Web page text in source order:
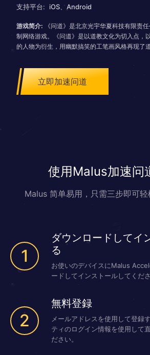
支持平台:
iOS、Android
游戏简介: 《问道》是北京光宇华夏科技有限责
制网络游戏。《问道》是以道教文化为切入点，
的人物为衍生，用幽默搞笑的工笔画风格再现了
髅山顶一块顽石的石矶娘娘复生，令其广收门人
道、西方教派等势力，趁仙界大劫降临之时，准
故事。
立即加速问道
使用Malus加速问
Malus 简单易用，只需三步即可
1
ダウンロードしてイ
る
お使いのデバイスにMalus
ードしてインストールしてくださ
2
無料登録
メールアドレスを使用して登録
ティのログイン情報を使用して
ださい。